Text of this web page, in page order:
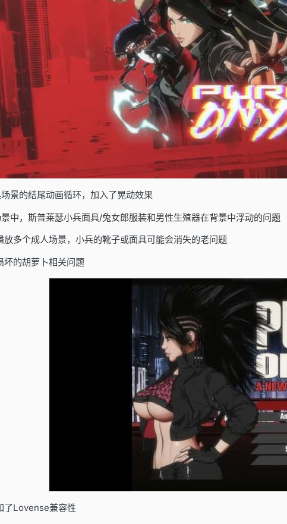
景的结尾动画循环，加入了晃动效果
中，斯普莱瑟小兵面具/兔女郎服装和男性生殖器在背景中浮动的问题
放多个成人场景，小兵的靴子或面具可能会消失的老问题
坏的胡萝卜相关问题
了Lovense兼容性